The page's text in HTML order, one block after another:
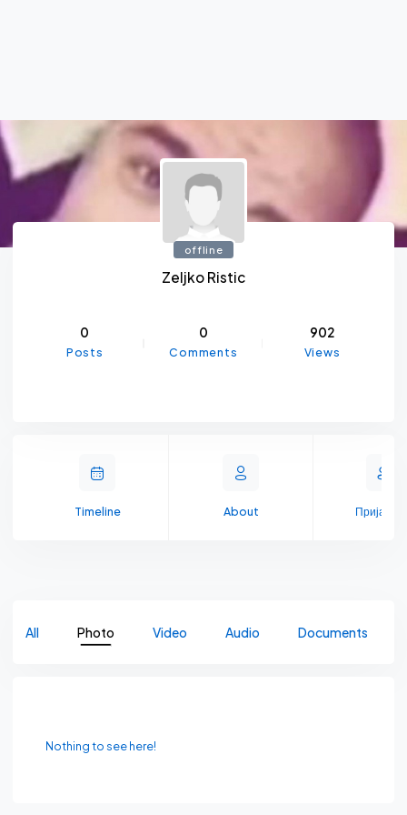
offline
Zeljko Ristic
0
Posts
0
Comments
902
Views
Timeline About
All Photo Video Audio Documents
Nothing to see here!